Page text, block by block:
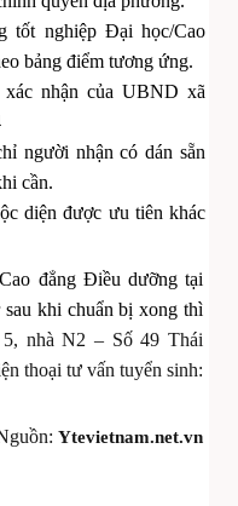
tốt nghiệp Đại học/Cao
bảng điểm tương ứng.
nhận của UBND xã
người nhận có dán sẵn
cần.
diện được ưu tiên khác
đẳng Điều dưỡng tại
khi chuẩn bị xong thì
5, nhà N2 – Số 49 Thái
thoại tư vấn tuyển sinh:
Ytevietnam.net.vn